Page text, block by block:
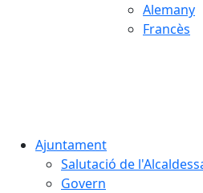
Alemany
Francès
Ajuntament
Salutació de
Govern